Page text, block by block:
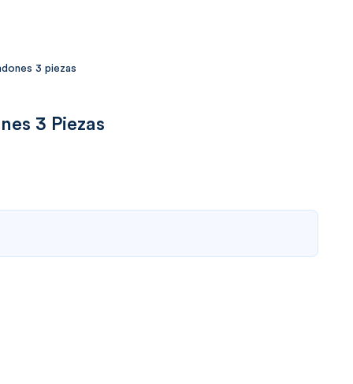
3 piezas
3 Piezas